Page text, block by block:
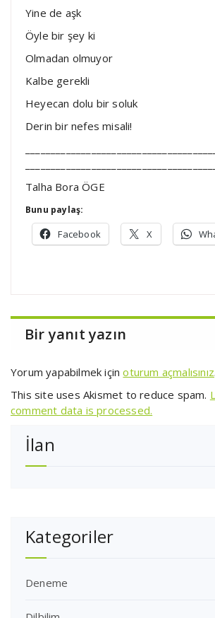
Yine de aşk
Öyle bir şey ki
Olmadan olmuyor
Kalbe gerekli
Heyecan dolu bir soluk
Derin bir nefes misali!
Talha Bora ÖGE
Bunu paylaş:
Facebook X
Bir yanıt yazın
Yorum yapabilmek içinoturum açmalısınız
This site uses Akismet to reduce spam.
comment data is processed.
İlan
Kategoriler
Deneme